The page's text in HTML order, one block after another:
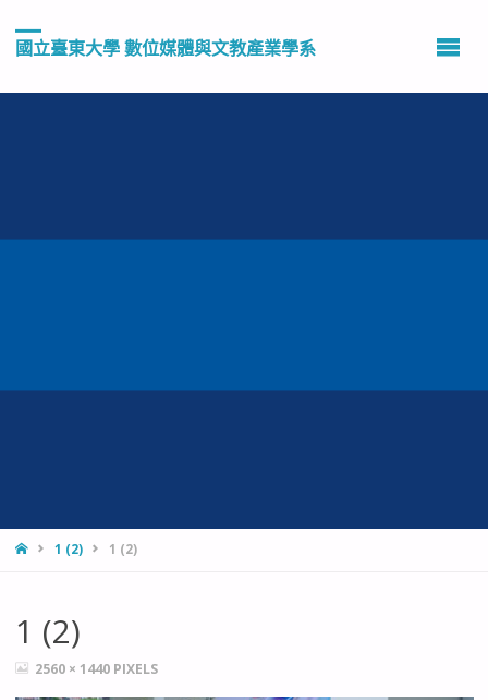
國立臺東大學 數位媒體與文教產業學系
HOME1 (2) 1 (2)
1 (2)
FULL2560 × 1440 PIXELS